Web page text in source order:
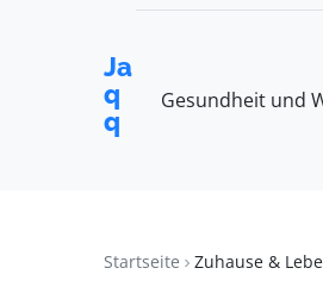
Ja
q
q
Gesundheit und
Startseite Zuhause &